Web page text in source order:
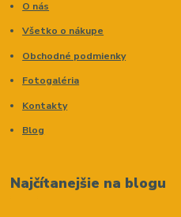
O nás
Všetko o nákupe
Obchodné podmienky
Fotogaléria
Kontakty
Blog
Najčítanejšie na blogu